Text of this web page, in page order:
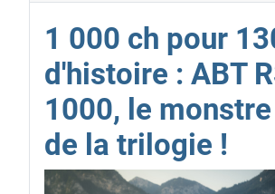
1 000 ch pour
d'histoire : ABT
1000, le
de la trilogie !